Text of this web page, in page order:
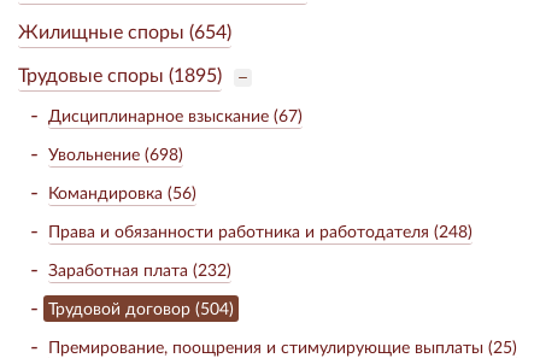
Жилищные споры (654)
Трудовые споры (1895)
Дисциплинарное взыскание (67)
Увольнение (698)
Командировка (56)
Права и обязанности работника и работодателя (248)
Заработная плата (232)
Трудовой договор (504)
Премирование, поощрения и стимулирующие выплаты (25)